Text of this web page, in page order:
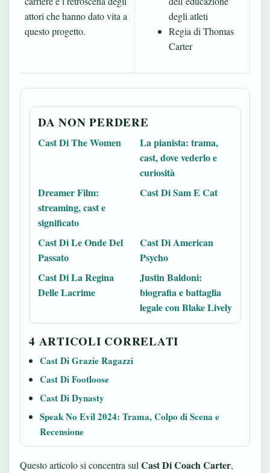
attori che hanno dato vita a
questo progetto.
degli atleti
Regia di Thomas
Carter
DA NON PERDERE
Cast Di The Women
La pianista: trama,
cast, dove vederlo e
curiosità
Dreamer Film:
streaming, cast e
significato
Cast Di Sam E Cat
Cast Di Le Onde Del
Passato
Cast Di American
Psycho
Cast Di La Regina
Delle Lacrime
Justin Baldoni:
biografia e battaglia
legale con Blake Lively
4 ARTICOLI CORRELATI
Cast Di Grazie Ragazzi
Cast Di Footloose
Cast Di Dynasty
Speak No Evil 2024: Trama, Colpo di Scena e
Recensione
Questo articolo si concentra sul Cast Di Coach Carter,